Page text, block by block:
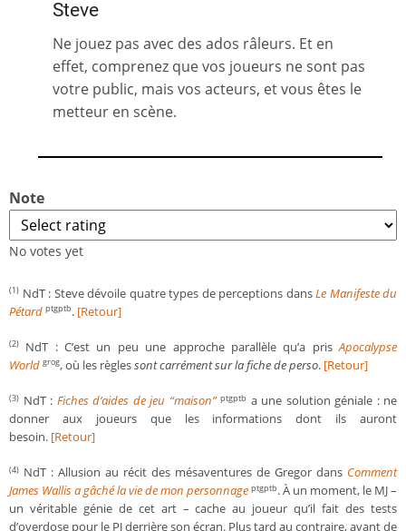
Steve
Ne jouez pas avec des ados râleurs. Et en
effet, comprenez que vos joueurs ne sont pas
votre public, mais vos acteurs, et vous êtes le
metteur en scène.
Note
No votes yet
(1) NdT : Steve dévoile quatre types de perceptions dansLe Manifeste du
Pétard ptgptb. [Retour]
(2) NdT : C’est un peu une approche parallèle qu’a prisApocalypse
World grog, où les règlessont carrément sur la fiche de perso. [Retour]
(3) NdT : Fiches d’aides de jeu “maison” ptgptb a une solution géniale : ne
donner aux joueurs que les informations dont ils auront
besoin. [Retour]
(4) NdT : Allusion au récit des mésaventures de Gregor dans Comment
James Wallis a gâché la vie de mon personnage ptgptb. À un moment, le MJ –
un véritable génie de cet art – cache au joueur qu’il fait des tests
d’overdose pour le PJ derrière son écran. Plus tard au contraire, avant de